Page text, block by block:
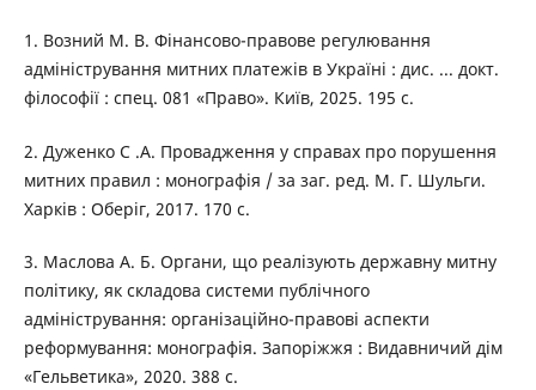
1. Возний М. В. Фінансово-правове регулювання
адміністрування митних платежів в Україні : дис. ... докт.
філософії : спец. 081 «Право». Київ, 2025. 195 с.
2. Дуженко С .А. Провадження у справах про порушення
митних правил : монографія / за заг. ред. М. Г. Шульги.
Харків : Оберіг, 2017. 170 с.
3. Маслова А. Б. Органи, що реалізують державну митну
політику, як складова системи публічного
адміністрування: організаційно-правові аспекти
реформування: монографія. Запоріжжя : Видавничий дім
«Гельветика», 2020. 388 с.